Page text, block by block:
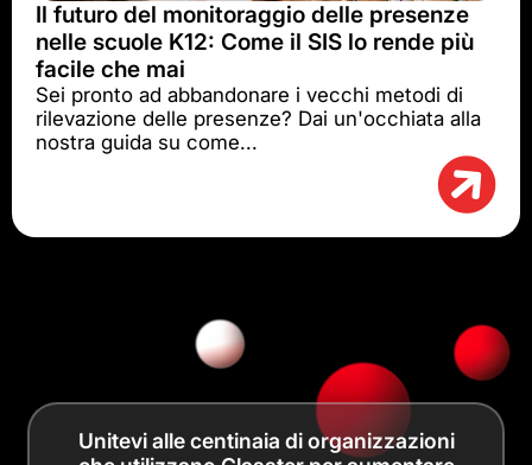
Il futuro del monitoraggio delle presenze
nelle scuole K12: Come il SIS lo rende più
facile che mai
Sei pronto ad abbandonare i vecchi metodi di
rilevazione delle presenze? Dai un'occhiata alla
nostra guida su come...
Unitevi alle centinaia di organizzazioni